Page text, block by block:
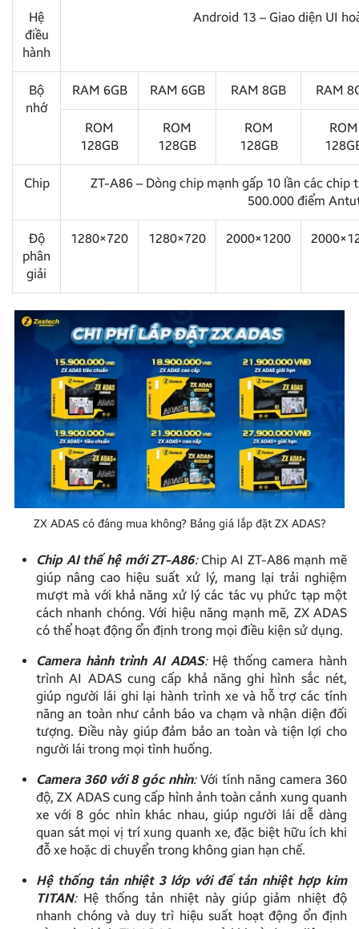
Hệ
điều
hành
Android 13 – Giao diện UI
Bộ
nhớ
RAM 6GB RAM 6GB RAM 8GB RAM
ROM
128GB
ROM
128GB
ROM
128GB
ROM
Chip
ZT-A86 – Dòng chip mạnh gấp 10 lần các
500.000 điểm
Độ
phân
giải
1280×720 1280×720 2000×1200
ZX ADAS có đáng mua không? Bảng giá lắp đặt ZX ADAS?
Chip AI thế hệ mới ZT-A86:Chip AI ZT-A86 mạnh mẽ
giúp nâng cao hiệu suất xử lý, mang lại trải nghiệm
mượt mà với khả năng xử lý các tác vụ phức tạp một
cách nhanh chóng. Với hiệu năng mạnh mẽ, ZX ADAS
có thể hoạt động ổn định trong mọi điều kiện sử dụng.
Camera hành trình AI ADAS:Hệ thống camera hành
trình AI ADAS cung cấp khả năng ghi hình sắc nét,
giúp người lái ghi lại hành trình xe và hỗ trợ các tính
năng an toàn như cảnh báo va chạm và nhận diện đối
tượng. Điều này giúp đảm bảo an toàn và tiện lợi cho
người lái trong mọi tình huống.
Camera 360 với 8 góc nhìn:Với tính năng camera 360
độ, ZX ADAS cung cấp hình ảnh toàn cảnh xung quanh
xe với 8 góc nhìn khác nhau, giúp người lái dễ dàng
quan sát mọi vị trí xung quanh xe, đặc biệt hữu ích khi
đỗ xe hoặc di chuyển trong không gian hạn chế.
Hệ thống tản nhiệt 3 lớp với đế tản nhiệt hợp kim
TITAN:Hệ thống tản nhiệt này giúp giảm nhiệt độ
nhanh chóng và duy trì hiệu suất hoạt động ổn định